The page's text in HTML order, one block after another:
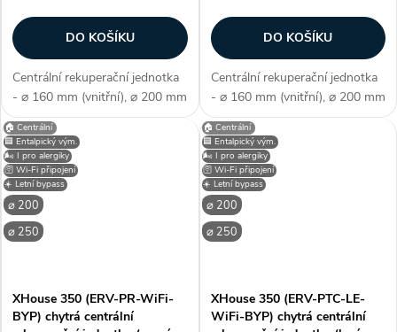
DO KOŠÍKU
Centrální rekuperační jednotka
- ⌀ 160 mm (vnitřní), ⌀ 200 mm
(vnější), HRV - protiproudý
tepelný výměník, připojení
univerzální (nastavitelné), WiFi
- chytré bezdrátové...
DO KOŠÍKU
Centrální rekuperační jednotka
- ⌀ 160 mm (vnitřní), ⌀ 200 mm
(vnější), HRV - protiproudý
tepelný výměník, připojení
univerzální (nastavitelné), WiFi
- chytré bezdrátové...
⌀ 200
⌀ 250
🏠 Centrální
🟦 Entalpický vým.
🌬️ I pro alergiky
🛜 Wi-Fi připojení
☀️ Letní bypass
XHouse 350 (ERV-PR-WiFi-
BYP) chytrá centrální
⌀ 200
⌀ 250
🏠 Centrální
🟦 Entalpický vým.
🌬️ I pro alergiky
🛜 Wi-Fi připojení
☀️ Letní bypass
XHouse 350 (ERV-PTC-LE-
WiFi-BYP) chytrá centrální